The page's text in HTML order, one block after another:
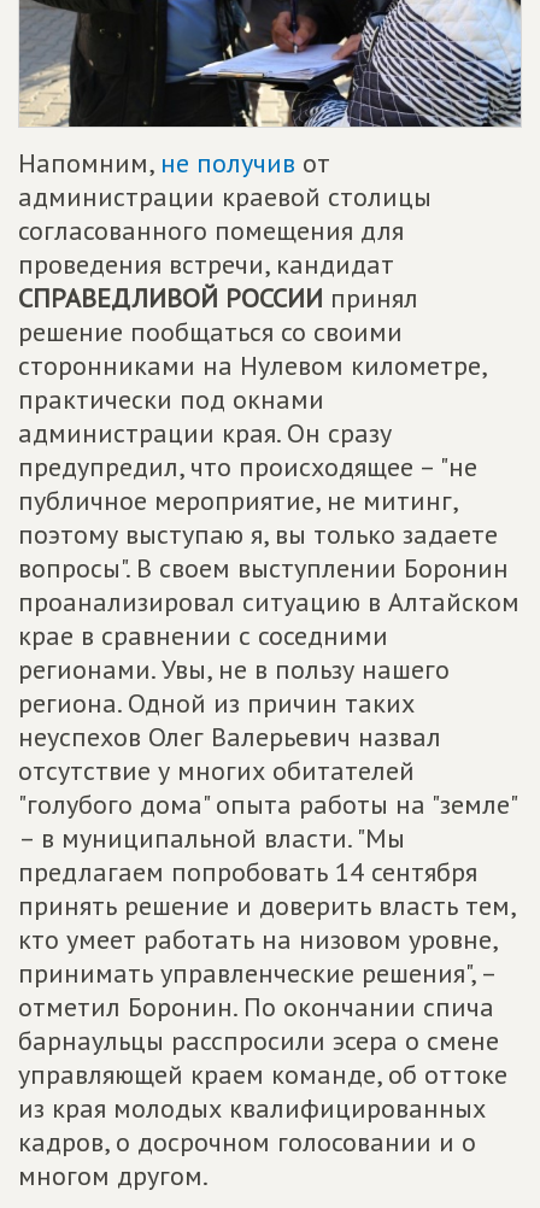
Напомним, не получив от
администрации краевой столицы
согласованного помещения для
проведения встречи, кандидат
СПРАВЕДЛИВОЙ РОССИИ принял
решение пообщаться со своими
сторонниками на Нулевом километре,
практически под окнами
администрации края. Он сразу
предупредил, что происходящее – "не
публичное мероприятие, не митинг,
поэтому выступаю я, вы только задаете
вопросы". В своем выступлении Боронин
проанализировал ситуацию в Алтайском
крае в сравнении с соседними
регионами. Увы, не в пользу нашего
региона. Одной из причин таких
неуспехов Олег Валерьевич назвал
отсутствие у многих обитателей
"голубого дома" опыта работы на "земле"
– в муниципальной власти. "Мы
предлагаем попробовать 14 сентября
принять решение и доверить власть тем,
кто умеет работать на низовом уровне,
принимать управленческие решения", –
отметил Боронин. По окончании спича
барнаульцы расспросили эсера о смене
управляющей краем команде, об оттоке
из края молодых квалифицированных
кадров, о досрочном голосовании и о
многом другом.